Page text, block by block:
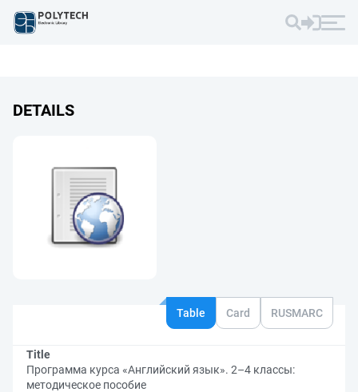
DETAILS
Table Card RUSMARC
Title
Программа курса «Английский язык». 2–4 классы:
методическое пособие